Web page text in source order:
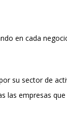
en cada
su sector de
las empresas